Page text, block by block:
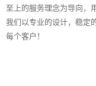
至上的服务理念为导向，
我们以专业的设计，稳定
每个客户！